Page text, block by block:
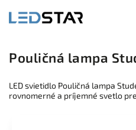
Pouličná lampa
LED svietidlo Pouličná lampa
rovnomerné a príjemné svetlo